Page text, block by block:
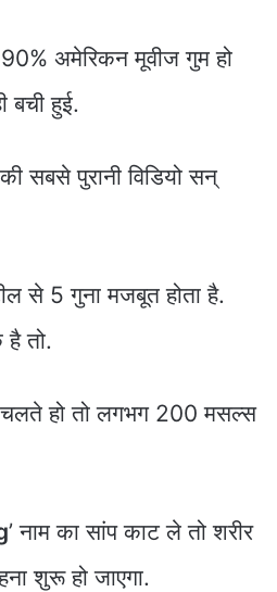
अमेरिकन मूवीज गुम हो
बची हुई.
सबसे पुरानी विडियो सन्
से 5 गुना मजबूत होता है.
है तो.
हो तो लगभग 200 मसल्स
’ नाम का सांप काट ले तो शरीर
शुरू हो जाएगा.